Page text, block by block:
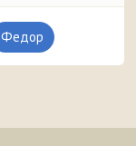
Федор